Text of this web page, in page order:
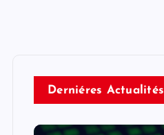
Derniéres Actualités